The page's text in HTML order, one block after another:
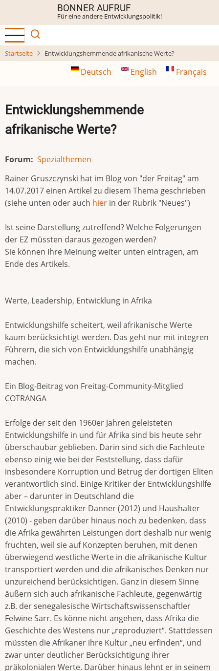
Inhalt
BONNER AUFRUF
Für eine andere Entwicklungspolitik!
Startseite Entwicklungshemmende afrikanische Werte?
Deutsch English Français
Entwicklungshemmende
afrikanische Werte?
Forum
Spezialthemen
Rainer Gruszczynski hat im Blog von "der Freitag" am
14.07.2017 einen Artikel zu diesem Thema geschrieben
(siehe unten oder auch hier in der Rubrik "Neues")
Ist seine Darstellung zutreffend? Welche Folgerungen
der EZ müssten daraus gezogen werden?
Sie können Ihre Meinung weiter unten eintragen, am
Ende des Artikels.
Werte, Leadership, Entwicklung in Afrika
Entwicklungshilfe scheitert, weil afrikanische Werte
kaum berücksichtigt werden. Das geht nur mit integren
Führern, die sich von Entwicklungshilfe unabhängig
machen.
Ein Blog-Beitrag von Freitag-Community-Mitglied
COTRANGA
Erfolge der seit den 1960er Jahren geleisteten
Entwicklungshilfe in und für Afrika sind bis heute sehr
überschaubar geblieben. Darin sind sich die Fachleute
ebenso einig wie bei der Feststellung, dass dafür
insbesondere Korruption und Betrug der dortigen Eliten
verantwortlich sind. Einige Kritiker der Entwicklungshilfe
aber – darunter in Deutschland die
Entwicklungspraktiker Danner (2012) und Haushalter
(2010) - geben darüber hinaus noch zu bedenken, dass
die Afrika gewährten Leistungen dort deshalb nur wenig
fruchten, weil sie auf Konzepten beruhen, mit denen
überwiegend westliche Werte in die afrikanische Kultur
transportiert werden und die afrikanisches Denken nur
unzureichend berücksichtigen. Ganz in diesem Sinne
äußern sich auch afrikanische Fachleute, gegenwärtig
z.B. der senegalesische Wirtschaftswissenschaftler
Felwine Sarr. Es könne nicht angehen, dass Afrika die
Geschichte des Westens nur „reproduziert“. Stattdessen
müssten die Afrikaner ihre Kultur „neu erfinden“, und
zwar unter deutlicher Berücksichtigung ihrer
präkolonialen Werte. Darüber hinaus lehnt er in seinem